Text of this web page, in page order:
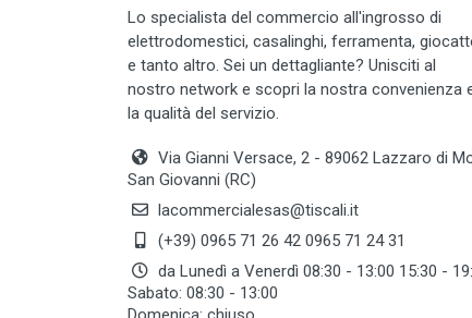
Lo specialista del commercio all'ingrosso di
elettrodomestici, casalinghi, ferramenta,
e tanto altro. Sei un dettagliante? Unisciti al
nostro network e scopri la nostra convenienza
la qualità del servizio.
Via Gianni Versace, 2 - 89062 Lazzaro di
San Giovanni (RC)
lacommercialesas@tiscali.it
(+39) 0965 71 26 42 0965 71 24 31
da Lunedì a Venerdì 08:30 - 13:00 15:30 -
Sabato: 08:30 - 13:00